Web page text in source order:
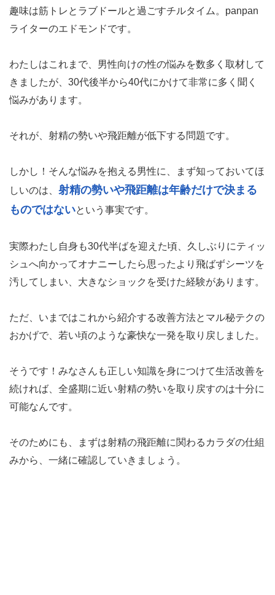
趣味は筋トレとラブドールと過ごすチルタイム。panpan
ライターのエドモンドです。
わたしはこれまで、男性向けの性の悩みを数多く取材して
きましたが、30代後半から40代にかけて非常に多く聞く
悩みがあります。
それが、射精の勢いや飛距離が低下する問題です。
しかし！そんな悩みを抱える男性に、まず知っておいてほ
しいのは、 射精の勢いや飛距離は年齢だけで決まる
ものではないという事実です。
実際わたし自身も30代半ばを迎えた頃、久しぶりにティッ
シュへ向かってオナニーしたら思ったより飛ばずシーツを
汚してしまい、大きなショックを受けた経験があります。
ただ、いまではこれから紹介する改善方法とマル秘テクの
おかげで、若い頃のような豪快な一発を取り戻しました。
そうです！みなさんも正しい知識を身につけて生活改善を
続ければ、全盛期に近い射精の勢いを取り戻すのは十分に
可能なんです。
そのためにも、まずは射精の飛距離に関わるカラダの仕組
みから、一緒に確認していきましょう。